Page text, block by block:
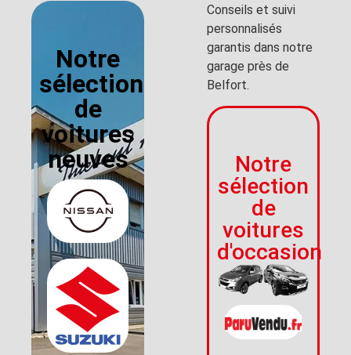
Notre
sélection
de
voitures
neuves
Conseils et suivi
personnalisés
garantis dans notre
garage près de
Belfort.
Notre
sélection
de
voitures
d'occasion